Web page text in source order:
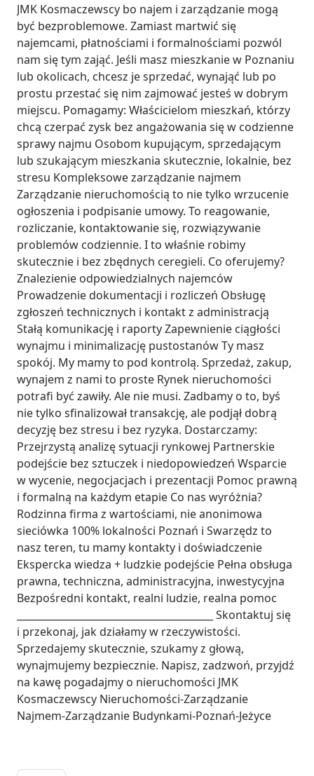
JMK Kosmaczewscy bo najem i zarządzanie mogą
być bezproblemowe. Zamiast martwić się
najemcami, płatnościami i formalnościami pozwól
nam się tym zająć. Jeśli masz mieszkanie w Poznaniu
lub okolicach, chcesz je sprzedać, wynająć lub po
prostu przestać się nim zajmować jesteś w dobrym
miejscu. Pomagamy: Właścicielom mieszkań, którzy
chcą czerpać zysk bez angażowania się w codzienne
sprawy najmu Osobom kupującym, sprzedającym
lub szukającym mieszkania skutecznie, lokalnie, bez
stresu Kompleksowe zarządzanie najmem
Zarządzanie nieruchomością to nie tylko wrzucenie
ogłoszenia i podpisanie umowy. To reagowanie,
rozliczanie, kontaktowanie się, rozwiązywanie
problemów codziennie. I to właśnie robimy
skutecznie i bez zbędnych ceregieli. Co oferujemy?
Znalezienie odpowiedzialnych najemców
Prowadzenie dokumentacji i rozliczeń Obsługę
zgłoszeń technicznych i kontakt z administracją
Stałą komunikację i raporty Zapewnienie ciągłości
wynajmu i minimalizację pustostanów Ty masz
spokój. My mamy to pod kontrolą. Sprzedaż, zakup,
wynajem z nami to proste Rynek nieruchomości
potrafi być zawiły. Ale nie musi. Zadbamy o to, byś
nie tylko sfinalizował transakcję, ale podjął dobrą
decyzję bez stresu i bez ryzyka. Dostarczamy:
Przejrzystą analizę sytuacji rynkowej Partnerskie
podejście bez sztuczek i niedopowiedzeń Wsparcie
w wycenie, negocjacjach i prezentacji Pomoc prawną
i formalną na każdym etapie Co nas wyróżnia?
Rodzinna firma z wartościami, nie anonimowa
sieciówka 100% lokalności Poznań i Swarzędz to
nasz teren, tu mamy kontakty i doświadczenie
Ekspercka wiedza + ludzkie podejście Pełna obsługa
prawna, techniczna, administracyjna, inwestycyjna
Bezpośredni kontakt, realni ludzie, realna pomoc
________________________________________ Skontaktuj się
i przekonaj, jak działamy w rzeczywistości.
Sprzedajemy skutecznie, szukamy z głową,
wynajmujemy bezpiecznie. Napisz, zadzwoń, przyjdź
na kawę pogadajmy o nieruchomości JMK
Kosmaczewscy Nieruchomości-Zarządzanie
Najmem-Zarządzanie Budynkami-Poznań-Jeżyce